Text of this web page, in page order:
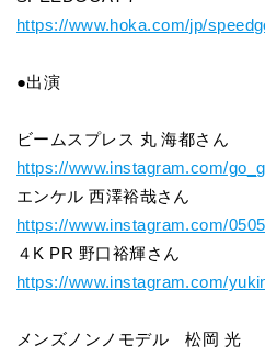
https://www.hoka.com/jp/
●出演
ビームスプレス 丸 海都さん
https://www.instagram.com/
エンケル 西澤裕哉さん
https://www.instagram.com/
４K PR 野口裕輝さん
https://www.instagram.com/
メンズノンノモデル 松岡 光